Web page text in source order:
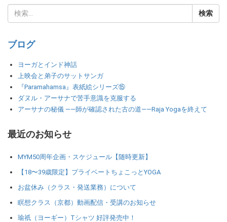
ブログ
ヨーガとインド神話
上映会と弟子のサットサンガ
『Paramahamsa』表紙絵シリーズ⑮
ダヌル・アーサナで苦手意識を克服する
アーサナの秘儀 ――師が確認された古の道――Raja Yogaを終えて
最近のお知らせ
MYM50周年企画・スケジュール【随時更新】
【18〜39歳限定】プライベートちょこっとYOGA
お盆休み（クラス・発送業務）について
瞑想クラス（京都）動画配信・受講のお知らせ
瑜祇（ヨーギー）Tシャツ 好評発売中！